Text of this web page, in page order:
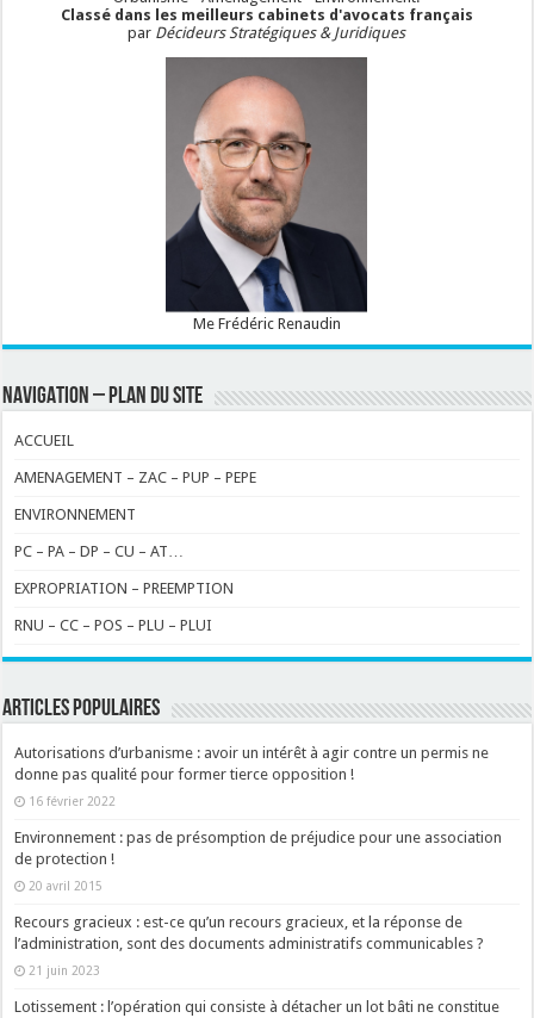
Classé dans les meilleurs cabinets d'avocats français
par Décideurs Stratégiques & Juridiques
Me Frédéric Renaudin
NAVIGATION – PLAN DU SITE
ACCUEIL
AMENAGEMENT – ZAC – PUP – PEPE
ENVIRONNEMENT
PC – PA – DP – CU – AT…
EXPROPRIATION – PREEMPTION
RNU – CC – POS – PLU – PLUI
ARTICLES POPULAIRES
Autorisations d’urbanisme : avoir un intérêt à agir contre un permis ne
donne pas qualité pour former tierce opposition !
16 février 2022
Environnement : pas de présomption de préjudice pour une association
de protection !
20 avril 2015
Recours gracieux : est-ce qu’un recours gracieux, et la réponse de
l’administration, sont des documents administratifs communicables ?
21 juin 2023
Lotissement : l’opération qui consiste à détacher un lot bâti ne constitue